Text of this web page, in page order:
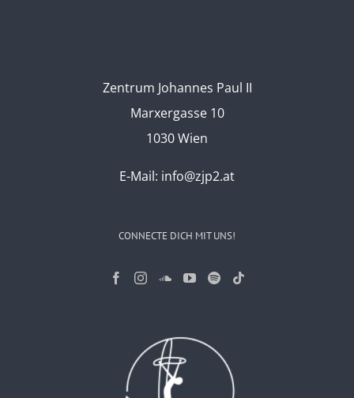
Zentrum Johannes Paul II
Marxergasse 10
1030 Wien
E-Mail: info@zjp2.at
CONNECTE DICH MIT UNS!